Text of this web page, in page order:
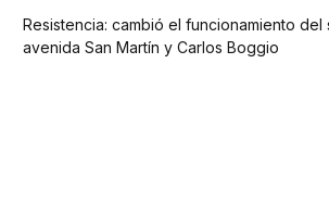
Resistencia: cambió el funcionamiento del
avenida San Martín y Carlos Boggio